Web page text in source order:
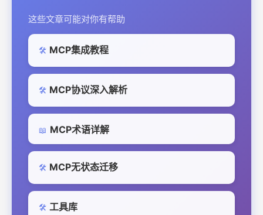
这些文章可能对你有帮助
🛠️ MCP集成教程
🛠️ MCP协议深入解析
📖 MCP术语详解
🛠️ MCP无状态迁移
🛠️ 工具库